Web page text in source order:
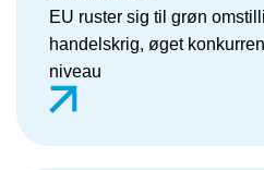
EU ruster sig til grøn
handelskrig, øget
niveau